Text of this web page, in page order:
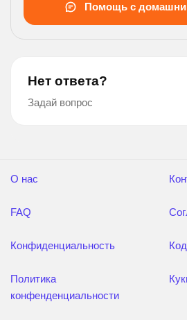
Помощь с
Нет ответа?
Задай вопрос
О нас
FAQ
Конфиденциальность
Политика
конфенденциальности